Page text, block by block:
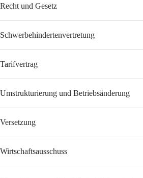
Recht und Gesetz
Schwerbehindertenvertretung
Tarifvertrag
Umstrukturierung und Betriebsänderung
Versetzung
Wirtschaftsausschuss